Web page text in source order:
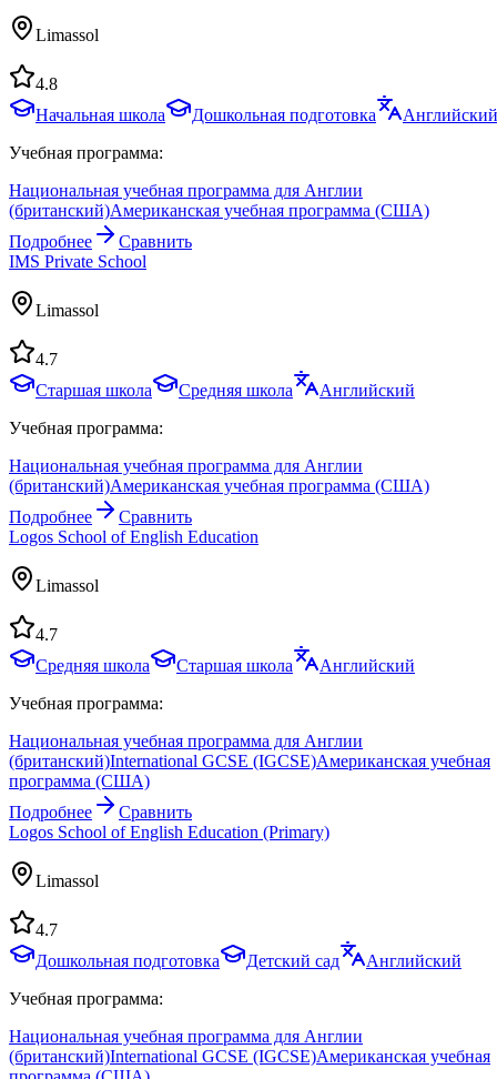
Limassol
4.8
Начальная школа
Дошкольная подготовка
Английский
Учебная программа:
Национальная учебная программа для Англии
(британский)Американская учебная программа (США)
Подробнее
Сравнить
IMS Private School
Limassol
4.7
Старшая школа
Средняя школа
Английский
Учебная программа:
Национальная учебная программа для Англии
(британский)Американская учебная программа (США)
Подробнее
Сравнить
Logos School of English Education
Limassol
4.7
Средняя школа
Старшая школа
Английский
Учебная программа:
Национальная учебная программа для Англии
(британский)International GCSE (IGCSE)Американская учебная
программа (США)
Подробнее
Сравнить
Logos School of English Education (Primary)
Limassol
4.7
Дошкольная подготовка
Детский сад
Английский
Учебная программа:
Национальная учебная программа для Англии
(британский)International GCSE (IGCSE)Американская учебная